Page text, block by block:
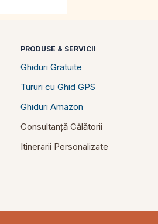
PRODUSE & SERVICII
Ghiduri Gratuite
Tururi cu Ghid GPS
Ghiduri Amazon
Consultanță Călătorii
Itinerarii Personalizate